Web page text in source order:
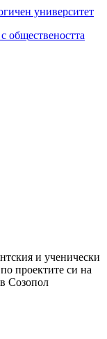
обществеността
и ученически
проектите си на
Созопол